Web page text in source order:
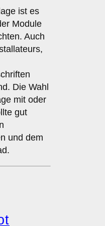
ist es
Module
Auch
Die Wahl
mit oder
gut
und dem